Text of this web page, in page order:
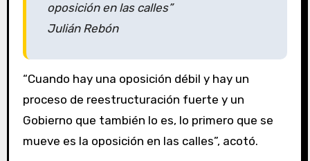
oposición en las calles”
Julián Rebón
“Cuando hay una oposición débil y hay un
proceso de reestructuración fuerte y un
Gobierno que también lo es, lo primero que se
mueve es la oposición en las calles”, acotó.